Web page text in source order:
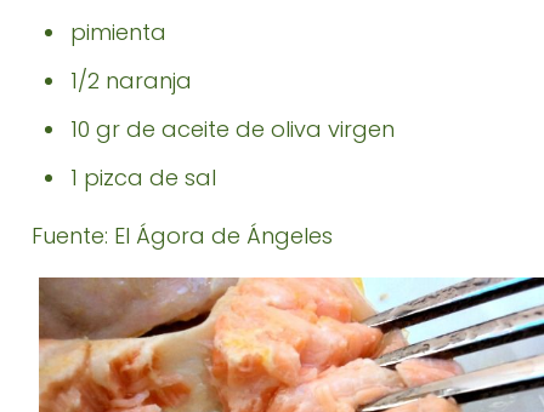
pimienta
1/2 naranja
10 gr de aceite de oliva virgen
1 pizca de sal
Fuente: El Ágora de Ángeles